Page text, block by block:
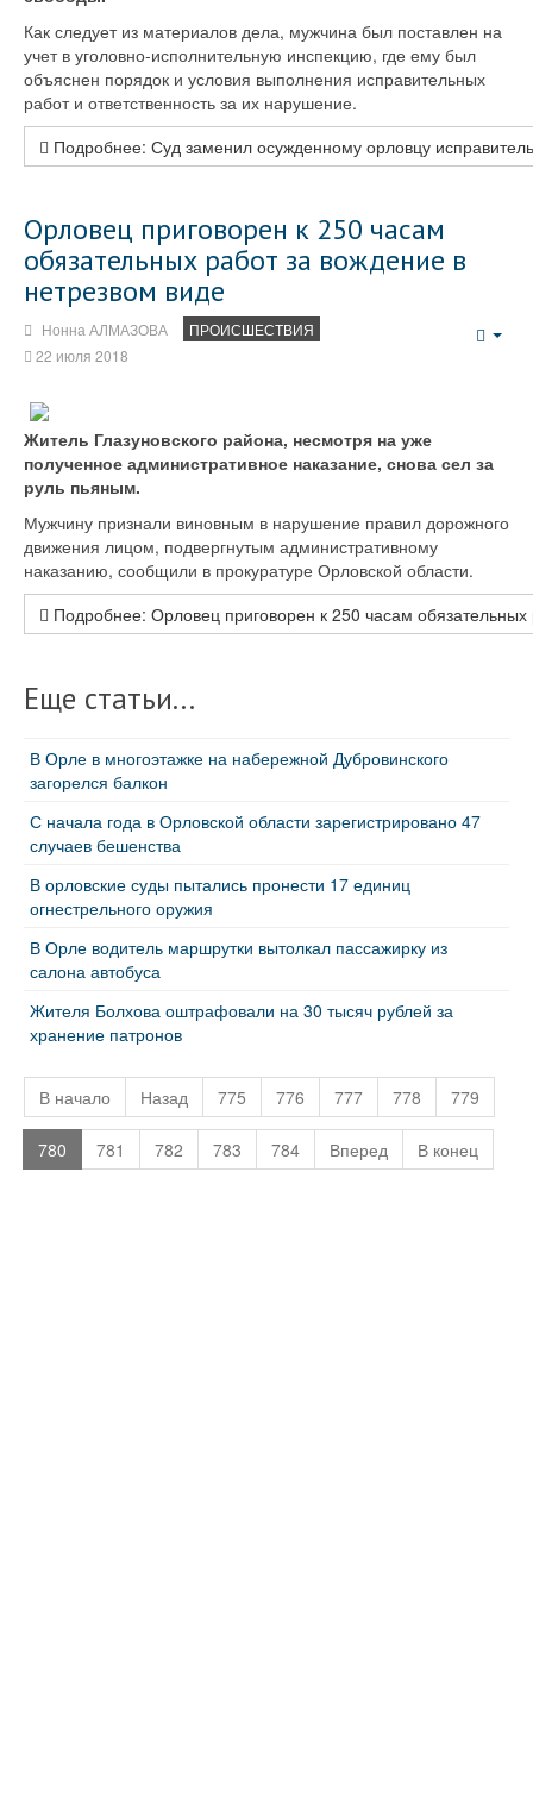
Как следует из материалов дела, мужчина был поставлен на
учет в уголовно-исполнительную инспекцию, где ему был
объяснен порядок и условия выполнения исправительных
работ и ответственность за их нарушение.
Подробнее: Суд заменил осужденному орловцу
Орловец приговорен к 250 часам
обязательных работ за вождение в
нетрезвом виде
Нонна АЛМАЗОВА
ПРОИСШЕСТВИЯ
22 июля 2018
Житель Глазуновского района, несмотря на уже
полученное административное наказание, снова сел за
руль пьяным.
Мужчину признали виновным в нарушение правил дорожного
движения лицом, подвергнутым административному
наказанию, сообщили в прокуратуре Орловской области.
Подробнее: Орловец приговорен к 250 часам
Еще статьи...
В Орле в многоэтажке на набережной Дубровинского
загорелся балкон
С начала года в Орловской области зарегистрировано 47
случаев бешенства
В орловские суды пытались пронести 17 единиц
огнестрельного оружия
В Орле водитель маршрутки вытолкал пассажирку из
салона автобуса
Жителя Болхова оштрафовали на 30 тысяч рублей за
хранение патронов
В начало Назад 775 776 777 778 779
780 781 782 783 784 Вперед В конец